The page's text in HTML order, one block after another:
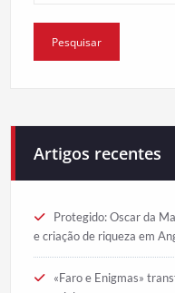
Artigos recentes
Protegido: Oscar da
e criação de riqueza em
«Faro e Enigmas»